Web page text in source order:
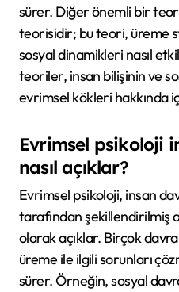
sürer. Diğer önemli bir
teorisidir; bu teori, üreme
sosyal dinamikleri nasıl
teoriler, insan bilişinin ve
evrimsel kökleri hakkında
Evrimsel psikoloji
nasıl açıklar?
Evrimsel psikoloji, insan
tarafından şekillendirilmiş
olarak açıklar. Birçok
üreme ile ilgili sorunları
sürer. Örneğin, sosyal